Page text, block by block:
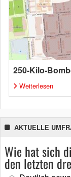
250-Kilo-
Weiterlesen
AKTUELLE
Wie hat sich
den letzten